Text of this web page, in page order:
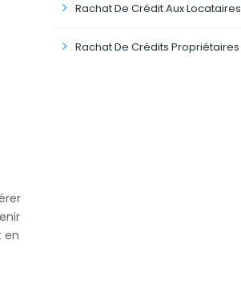
en
Rachat De Crédit Aux Locataires
Rachat De Crédits Propriétaires